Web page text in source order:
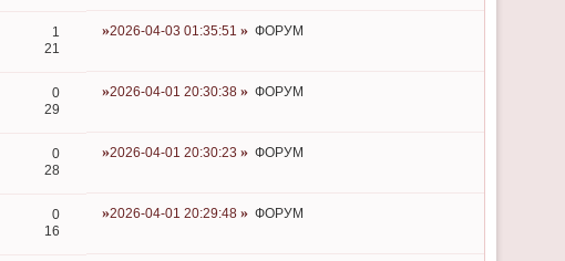
1
21
2026-04-03 01:35:51 ФОРУМ
0
29
2026-04-01 20:30:38 ФОРУМ
0
28
2026-04-01 20:30:23 ФОРУМ
0
16
2026-04-01 20:29:48 ФОРУМ